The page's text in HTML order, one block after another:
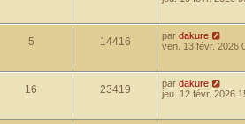
5 14416 par dakure
ven. 13 févr. 2026
16 23419 par dakure
jeu. 12 févr. 2026